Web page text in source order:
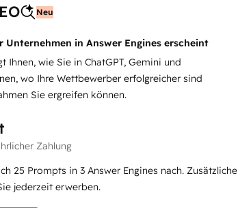
Neu
Unternehmen in Answer Engines erscheint
Ihnen, wie Sie in ChatGPT, Gemini und
wo Ihre Wettbewerber erfolgreicher sind
Sie ergreifen können.
Zahlung
25 Prompts in 3 Answer Engines nach. Zusätzliche
jederzeit erwerben.